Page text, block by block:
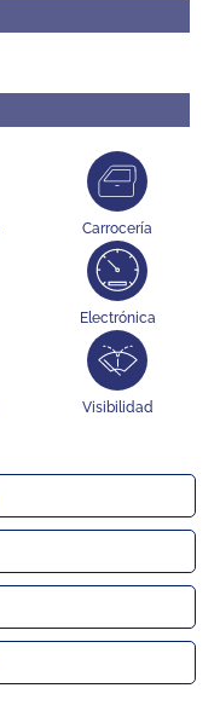
Carrocería
Electrónica
Visibilidad